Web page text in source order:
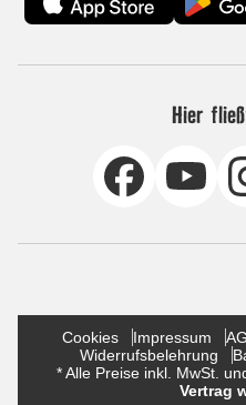
Hier
Cookies Impressum
Widerrufsbelehrung
* Alle Preise inkl. MwSt.
Vertrag